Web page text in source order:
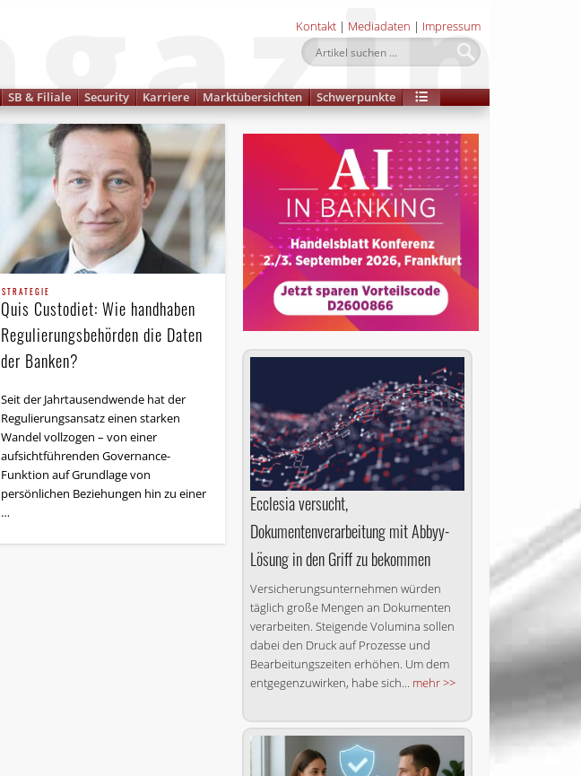
Kontakt | Mediadaten | Impressum
SB & Filiale Security Karriere Marktübersichten Schwerpunkte
STRATEGIE
Quis Custodiet: Wie handhaben
Regulierungs­behörden die Daten
der Banken?
Seit der Jahrtausendwende hat der
Regu­lierungs­ansatz einen starken
Wandel vollzogen – von einer
aufsichtführenden Governance-
Funktion auf Grundlage von
persönlichen Beziehungen hin zu einer
…
Ecclesia versucht,
Dokumentenverarbeitung mit Abbyy-
Lösung in den Griff zu bekommen
Versicherungsunternehmen würden
täglich große Mengen an Dokumenten
verarbeiten. Steigende Volumina sollen
dabei den Druck auf Prozesse und
Bearbeitungszeiten erhöhen. Um dem
entgegenzuwirken, habe sich... mehr >>